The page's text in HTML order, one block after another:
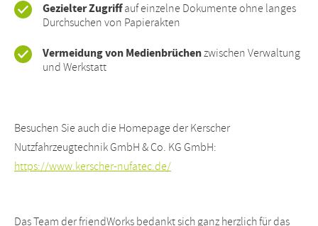
Gezielter Zugriffauf einzelne Dokumente ohne langes
Durchsuchen von Papierakten
Vermeidung von Medienbrüchenzwischen Verwaltung
und Werkstatt
Besuchen Sie auch die Homepage der Kerscher
Nutzfahrzeugtechnik GmbH & Co. KG GmbH:
https://www.kerscher-nufatec.de/
Das Team der friendWorks bedankt sich ganz herzlich für das